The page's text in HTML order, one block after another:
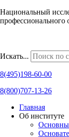
Национальный
профессионального
Искать...
8(495)198-60-00
8(800)707-13-26
Главная
Об институте